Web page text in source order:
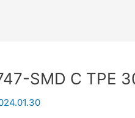
SMD C TPE